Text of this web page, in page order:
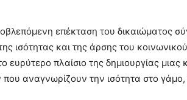
επέκταση του δικαιώματος
ισότητας και της άρσης του
ευρύτερο πλαίσιο της δημιουργίας
αναγνωρίζουν την ισότητα στο